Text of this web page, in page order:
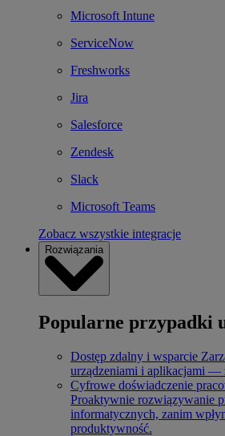
Microsoft Intune
ServiceNow
Freshworks
Jira
Salesforce
Zendesk
Slack
Microsoft Teams
Zobacz wszystkie integracje
Rozwiązania
Popularne przypadki
Dostęp zdalny i wsparcie
urządzeniami i aplikacjami —
Cyfrowe doświadczenie
Proaktywnie rozwiązywanie
informatycznych, zanim
produktywność.